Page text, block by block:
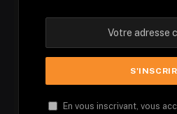
En vous inscrivant, vous